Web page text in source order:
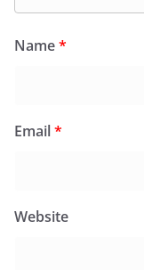
Name*
Email*
Website